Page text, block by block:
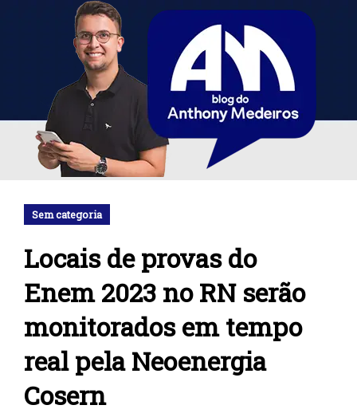
Sem categoria
Locais de provas do
Enem 2023 no RN serão
monitorados em tempo
real pela Neoenergia
Cosern